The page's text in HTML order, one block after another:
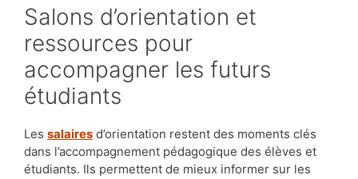
Salons d’orientation et
ressources pour
accompagner les futurs
étudiants
Les salaires d’orientation restent des moments clés
dans l’accompagnement pédagogique des élèves et
étudiants. Ils permettent de mieux informer sur les